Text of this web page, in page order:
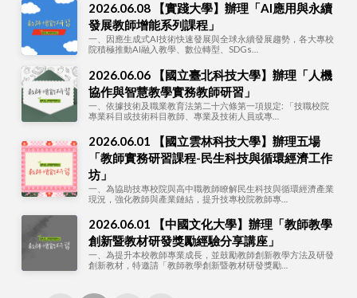
2026.06.08 【實踐大學】辦理「AI應用與永續
發展教師增能系列課程」
一、因應生成式AI技術快速發展與全球永續發展趨勢，各大專校
院積極推動AI融入教學、數位轉型、SDGs…
2026.06.06 【國立臺北科技大學】辦理「人機
協作與智慧教學實務教師研習」
一、依據技術及職業教育法第二十六條第一項規定: 「技職校院
專業科目或技術科目教師、專業及技術人員或專…
2026.06.01 【國立雲林科技大學】辦理五場
「教師實務研習課程-民生科技與循環經濟工作
坊」
一、為協助技專校院與高中職教師瞭解民生科技與循環經濟產業
現況，強化教師與產業鏈結，提升技專校院教師專…
2026.06.01 【中國文化大學】辦理「教師教學
創新暨教材研發獎勵經驗分享講座」
一、為提升本校教師專業成長，並鼓勵教師創新教學方法及研發
創新教材，特邀請「教師教學創新暨教材研發獎勵…